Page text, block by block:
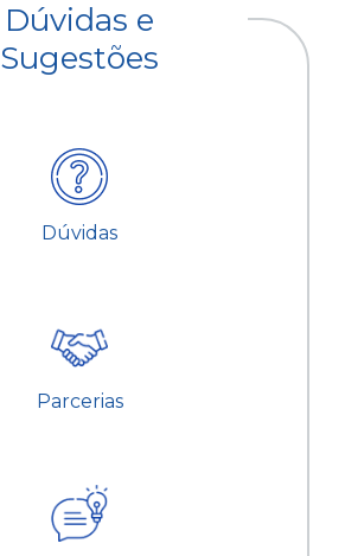
Dúvidas e
Sugestões
Dúvidas
Parcerias